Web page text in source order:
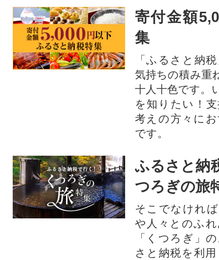
てお届けします。
寄付金額
集
「ふるさと納
気持ちの積み重
十人十色です。
を知りたい！
考えの方々に
です。
ふるさと納
つろぎの旅
そこでなけれ
や人々とのふ
「くつろぎ」
さと納税を利